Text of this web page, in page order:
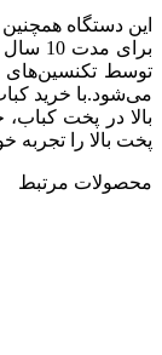
این دستگاه
برای
توسط تکنسین‌های
می‌شود.با خرید
بالا در پخت
پخت بالا را تجربه
محصولات مرتبط